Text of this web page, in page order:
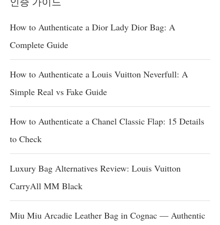
How to Authenticate a Dior Lady Dior Bag: A
Complete Guide
How to Authenticate a Louis Vuitton Neverfull: A
Simple Real vs Fake Guide
How to Authenticate a Chanel Classic Flap: 15 Details
to Check
Luxury Bag Alternatives Review: Louis Vuitton
CarryAll MM Black
Miu Miu Arcadie Leather Bag in Cognac — Authentic